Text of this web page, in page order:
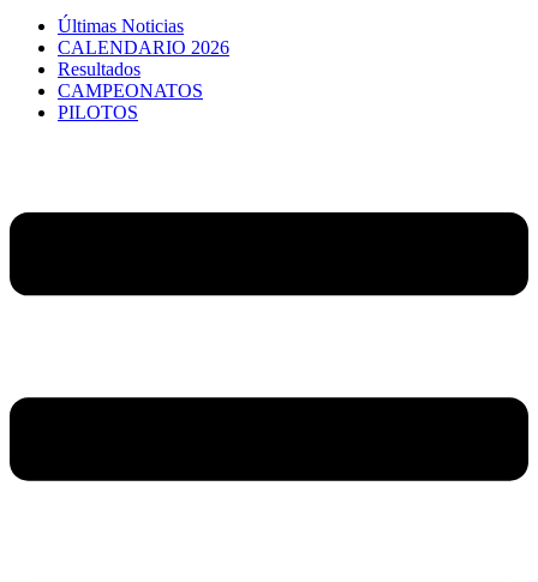
Últimas Noticias
CALENDARIO 2026
Resultados
CAMPEONATOS
PILOTOS